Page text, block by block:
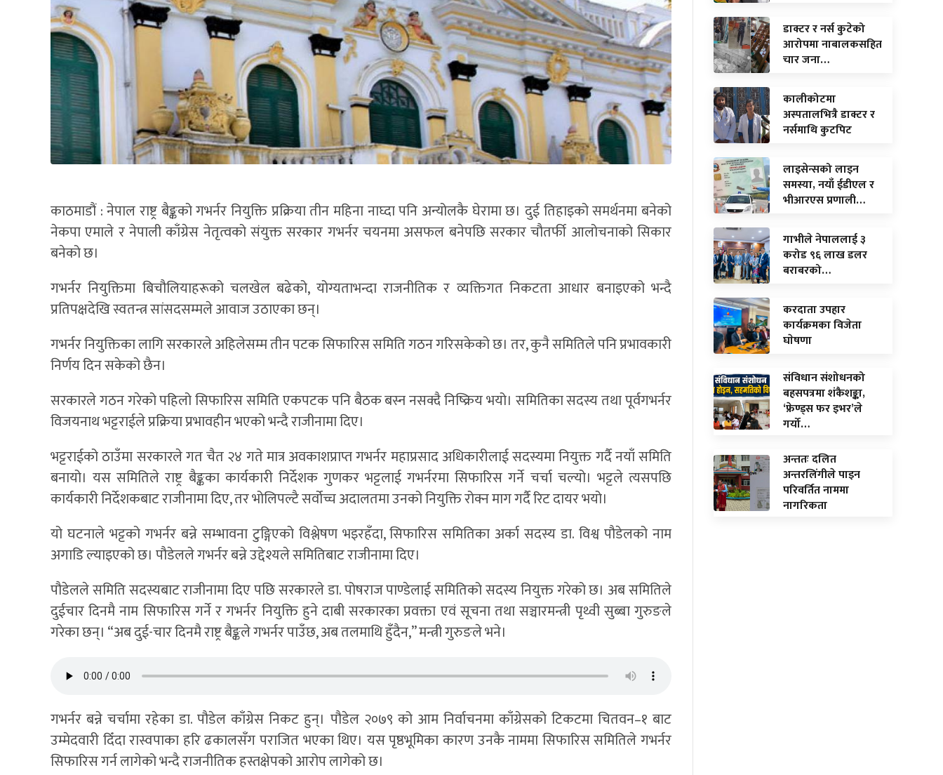
काठमाडौं : नेपाल राष्ट्र बैङ्कको गभर्नर नियुक्ति प्रक्रिया तीन महिना नाघ्दा पनि अन्योलकै घेरामा छ। दुई तिहाइको समर्थनमा बनेको
नेकपा एमाले र नेपाली काँग्रेस नेतृत्वको संयुक्त सरकार गभर्नर चयनमा असफल बनेपछि सरकार चौतर्फी आलोचनाको सिकार
बनेको छ।
गभर्नर नियुक्तिमा बिचौलियाहरूको चलखेल बढेको, योग्यताभन्दा राजनीतिक र व्यक्तिगत निकटता आधार बनाइएको भन्दै
प्रतिपक्षदेखि स्वतन्त्र सांसदसम्मले आवाज उठाएका छन्।
गभर्नर नियुक्तिका लागि सरकारले अहिलेसम्म तीन पटक सिफारिस समिति गठन गरिसकेको छ। तर, कुनै समितिले पनि प्रभावकारी
निर्णय दिन सकेको छैन।
सरकारले गठन गरेको पहिलो सिफारिस समिति एकपटक पनि बैठक बस्न नसक्दै निष्क्रिय भयो। समितिका सदस्य तथा पूर्वगभर्नर
विजयनाथ भट्टराईले प्रक्रिया प्रभावहीन भएको भन्दै राजीनामा दिए।
भट्टराईको ठाउँमा सरकारले गत चैत २४ गते मात्र अवकाशप्राप्त गभर्नर महाप्रसाद अधिकारीलाई सदस्यमा नियुक्त गर्दै नयाँ समिति
बनायो। यस समितिले राष्ट्र बैङ्कका कार्यकारी निर्देशक गुणकर भट्टलाई गभर्नरमा सिफारिस गर्ने चर्चा चल्यो। भट्टले त्यसपछि
कार्यकारी निर्देशकबाट राजीनामा दिए, तर भोलिपल्टै सर्वोच्च अदालतमा उनको नियुक्ति रोक्न माग गर्दै रिट दायर भयो।
यो घटनाले भट्टको गभर्नर बन्ने सम्भावना टुङ्गिएको विश्लेषण भइरहँदा, सिफारिस समितिका अर्का सदस्य डा. विश्व पौडेलको नाम
अगाडि ल्याइएको छ। पौडेलले गभर्नर बन्ने उद्देश्यले समितिबाट राजीनामा दिए।
पौडेलले समिति सदस्यबाट राजीनामा दिए पछि सरकारले डा. पोषराज पाण्डेलाई समितिको सदस्य नियुक्त गरेको छ। अब समितिले
दुईचार दिनमै नाम सिफारिस गर्ने र गभर्नर नियुक्ति हुने दाबी सरकारका प्रवक्ता एवं सूचना तथा सञ्चारमन्त्री पृथ्वी सुब्बा गुरुङले
गरेका छन्। “अब दुई-चार दिनमै राष्ट्र बैङ्कले गभर्नर पाउँछ, अब तलमाथि हुँदैन,” मन्त्री गुरुङले भने।
गभर्नर बन्ने चर्चामा रहेका डा. पौडेल काँग्रेस निकट हुन्। पौडेल २०७९ को आम निर्वाचनमा काँग्रेसको टिकटमा चितवन–१ बाट
उम्मेदवारी दिँदा रास्वपाका हरि ढकालसँग पराजित भएका थिए। यस पृष्ठभूमिका कारण उनकै नाममा सिफारिस समितिले गभर्नर
सिफारिस गर्न लागेको भन्दै राजनीतिक हस्तक्षेपको आरोप लागेको छ।
डाक्टर र नर्स कुटेको
आरोपमा नाबालकसहित
चार जना…
कालीकोटमा
अस्पतालभित्रै डाक्टर र
नर्समाथि कुटपिट
लाइसेन्सको लाइन
समस्या, नयाँ ईडीएल र
भीआरएस प्रणाली…
गाभीले नेपाललाई ३
करोड ९६ लाख डलर
बराबरको…
करदाता उपहार
कार्यक्रमका विजेता
घाेषणा
संविधान संशोधनको
बहसपत्रमा शंकैशङ्का,
‘फ्रेण्ड्स फर इभर’ले
गर्यो…
अन्ततः दलित
अन्तरलिंगीले पाइन
परिवर्तित नाममा
नागरिकता